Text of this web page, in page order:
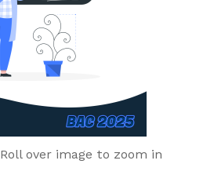
Roll over image to zoom in